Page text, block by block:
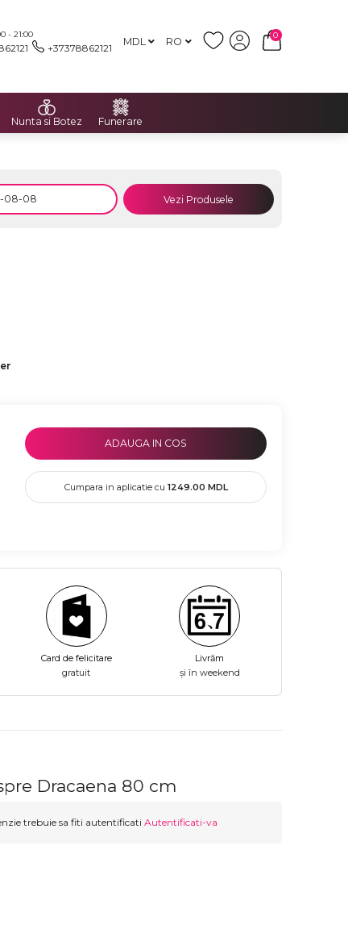
- 21:00
+37378862121 MDL RO
0
Nunta si Botez Funerare
Vezi Produsele
ADAUGA IN COS
Cumpara in aplicatie cu 1249.00 MDL
Card de felicitare
gratuit
Livrăm
și în weekend
Dracaena 80 cm
trebuie sa fiti autentificati Autentificati-va